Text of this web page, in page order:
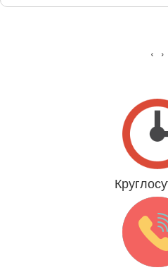
‹ ›
Даже 31